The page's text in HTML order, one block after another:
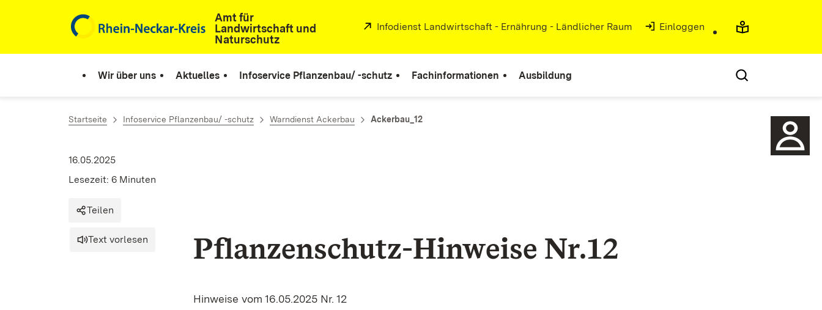
Zum Inhalt springen
Amt für
Landwirtschaft und
Naturschutz
Extern:
Infodienst Landwirtschaft - Ernährung - Ländlicher Raum (Öffnet in neuem Fenster)
Einloggen
Wir über uns Aktuelles Infoservice Pflanzenbau/ -schutz Fachinformationen Ausbildung
Startseite Infoservice Pflanzenbau/ -schutz Warndienst Ackerbau Ackerbau_12
16.05.2025
Lesezeit: 6 Minuten
Teilen
Text vorlesen Pflanzenschutz-Hinweise Nr.12
Hinweise vom 16.05.2025 Nr. 12